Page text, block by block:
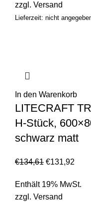
zzgl. Versand
Lieferzeit: nicht
In den Warenkorb
LITECRAFT
H-Stück,
schwarz matt
€134,61 €131,92
Enthält 19% MwSt.
zzgl. Versand